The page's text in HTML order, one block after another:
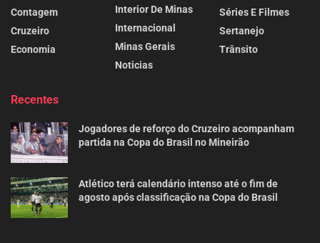
Contagem
Cruzeiro
Economia
Interior De Minas
Internacional
Minas Gerais
Noticias
Séries E Filmes
Sertanejo
Trânsito
Recentes
Jogadores de reforço do Cruzeiro acompanham
partida na Copa do Brasil no Mineirão
Atlético terá calendário intenso até o fim de
agosto após classificação na Copa do Brasil